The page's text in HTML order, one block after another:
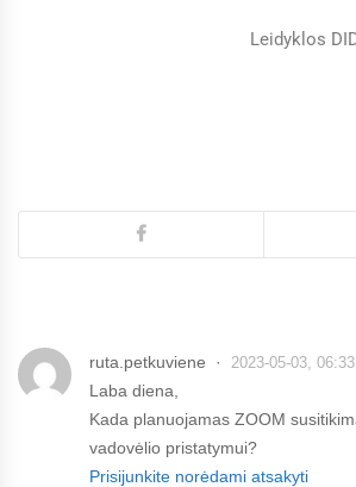
Leidyklos
ruta.petkuviene 2023-05-03, 06:33
Laba diena,
Kada planuojamas ZOOM
vadovėlio pristatymui?
Prisijunkite norėdami atsakyti